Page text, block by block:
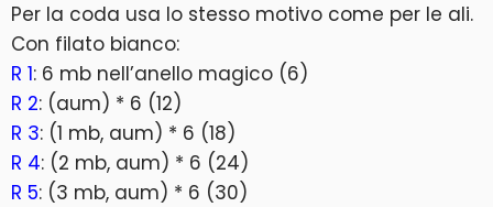
Per la coda usa lo stesso motivo come per le ali.
Con filato bianco:
R 1: 6 mb nell’anello magico (6)
R 2: (aum) * 6 (12)
R 3: (1 mb, aum) * 6 (18)
R 4: (2 mb, aum) * 6 (24)
R 5: (3 mb, aum) * 6 (30)